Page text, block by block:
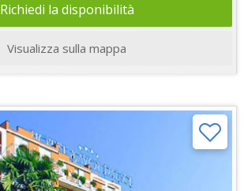
Richiedi la disponibilità
Visualizza sulla mappa